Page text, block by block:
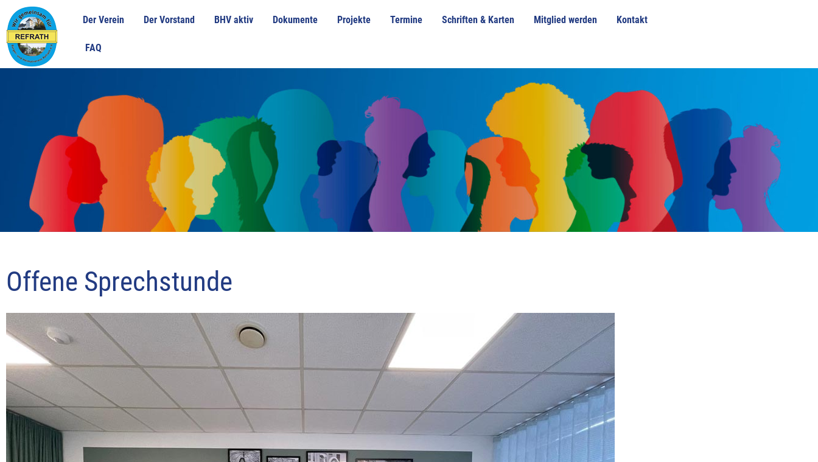
Zum
Inhalt
springen
Der Verein Der Vorstand BHV aktiv Dokumente Projekte Termine Schriften & Karten Mitglied werden Kontakt
FAQ
Offene Sprechstunde